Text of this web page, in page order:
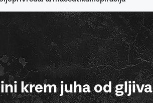
krem juha od gljiva